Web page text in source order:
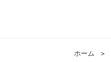
ホーム ＞